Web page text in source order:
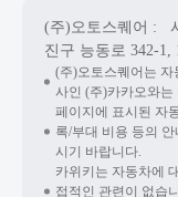
(주)오토스퀘어 :
진구 능동로 342-1,
(주)오토스퀘어는 자
사인 (주)카카오와는
페이지에 표시된 자
록/부대 비용 등의
시기 바랍니다.
카위키는 자동차에
접적인 관련이 없습